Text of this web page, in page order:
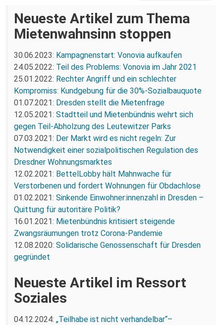
Neueste Artikel zum Thema
Mietenwahnsinn stoppen
30.06.2023: Kampagnenstart: Vonovia aufkaufen
24.05.2022: Teil des Problems: Vonovia im Jahr 2021
25.01.2022: Rechter Angriff und ein schlechter
Kompromiss: Kundgebung für die 30%-Sozialbauquote
01.07.2021: Dresden stellt die Mietenfrage
12.05.2021: Stadtteil und Mietenbündnis wehrt sich
gegen Teil-Abholzung des Leutewitzer Parks
07.03.2021: Der Markt wird es nicht regeln: Zur
Notwendigkeit einer sozialpolitischen Regulation des
Dresdner Wohnungsmarktes
12.02.2021: BettelLobby hält Mahnwache für
Verstorbenen und fordert Wohnungen für Obdachlose
01.02.2021: Sinkende Einwohner:innenzahl in Dresden –
Quittung für autoritäre Politik?
16.01.2021: Mietenbündnis kritisiert steigende
Zwangsräumungen trotz Corona-Pandemie
12.08.2020: Solidarische Genossenschaft für Dresden
gegründet
Neueste Artikel im Ressort
Soziales
04.12.2024: „Teilhabe ist nicht verhandelbar“–